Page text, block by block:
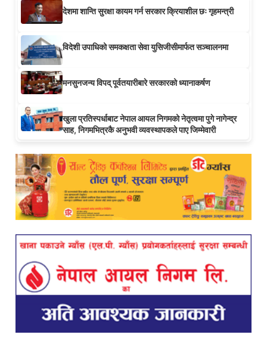
देशमा शान्ति सुरक्षा कायम गर्न सरकार क्रियाशील छः गृहमन्त्री
विदेशी उपाधिको समकक्षता सेवा युसिजीसीमार्फत सञ्चालनमा
मनसुनजन्य विपद् पूर्वतयारीबारे सरकारको ध्यानाकर्षण
खुला प्रतिस्पर्धाबाट नेपाल आयल निगमको नेतृत्वमा पुगे नागेन्द्र
साह, निगमभित्रकै अनुभवी व्यवस्थापकले पाए जिम्मेवारी